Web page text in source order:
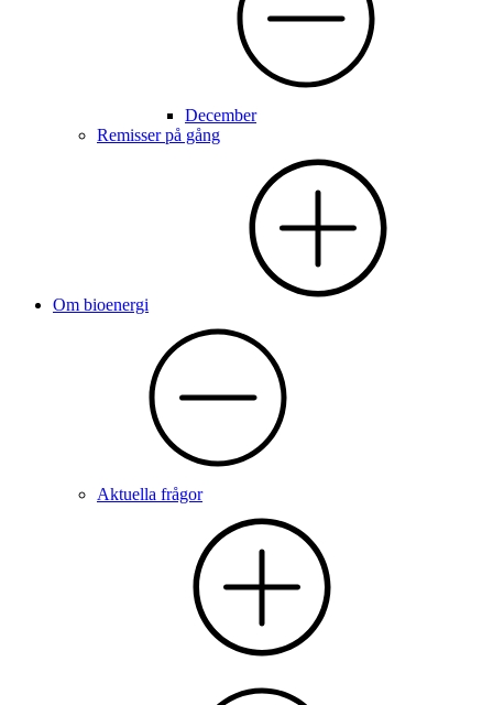
December
Remisser på gång
Om bioenergi
Aktuella frågor